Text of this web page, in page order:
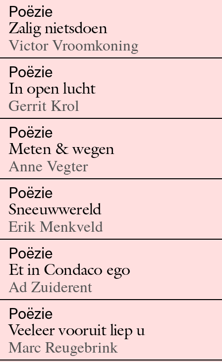
Poëzie
Zalig nietsdoen
Victor Vroomkoning
Poëzie
In open lucht
Gerrit Krol
Poëzie
Meten & wegen
Anne Vegter
Poëzie
Sneeuwwereld
Erik Menkveld
Poëzie
Et in Condaco ego
Ad Zuiderent
Poëzie
Veeleer vooruit liep u
Marc Reugebrink